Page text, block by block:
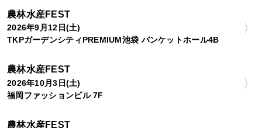
農林水産FEST
2026年9月12日(土)
TKPガーデンシティPREMIUM池袋 バンケットホール4B
農林水産FEST
2026年10月3日(土)
福岡ファッションビル 7F
農林水産FEST